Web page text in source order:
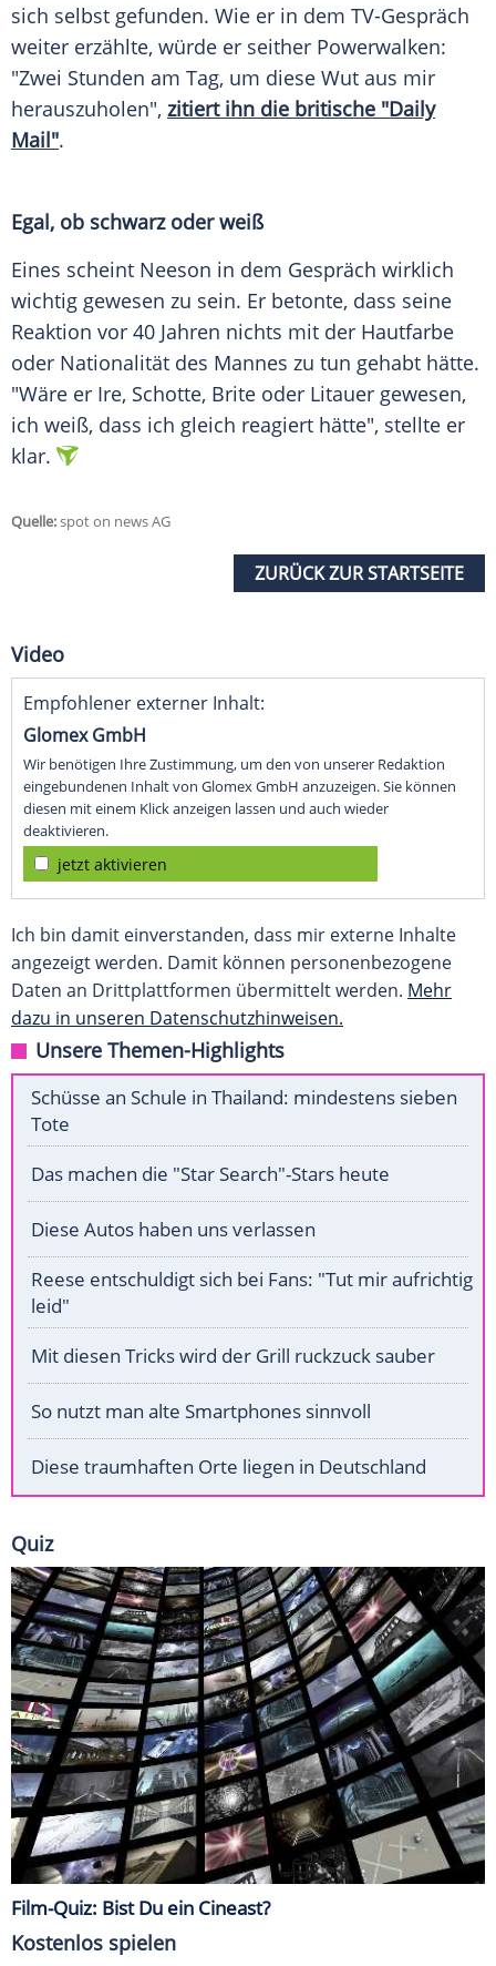
sich selbst gefunden. Wie er in dem TV-Gespräch
weiter erzählte, würde er seither Powerwalken:
"Zwei Stunden am Tag, um diese Wut aus mir
herauszuholen", zitiert ihn die britische "Daily
Mail".
Egal, ob schwarz oder weiß
Eines scheint Neeson in dem Gespräch wirklich
wichtig gewesen zu sein. Er betonte, dass seine
Reaktion vor 40 Jahren nichts mit der Hautfarbe
oder Nationalität des Mannes zu tun gehabt hätte.
"Wäre er Ire, Schotte, Brite oder Litauer gewesen,
ich weiß, dass ich gleich reagiert hätte", stellte er
klar.
Quelle:spot on news AG
ZURÜCK ZUR STARTSEITE
Video
Empfohlener externer Inhalt:
Glomex GmbH
Wir benötigen Ihre Zustimmung, um den von unserer Redaktion
eingebundenen Inhalt von Glomex GmbH anzuzeigen. Sie können
diesen mit einem Klick anzeigen lassen und auch wieder
deaktivieren.
jetzt aktivieren
Ich bin damit einverstanden, dass mir externe Inhalte
angezeigt werden. Damit können personenbezogene
Daten an Drittplattformen übermittelt werden. Mehr
dazu in unseren Datenschutzhinweisen.
Unsere Themen-Highlights
Schüsse an Schule in Thailand: mindestens sieben
Tote
Das machen die "Star Search"-Stars heute
Diese Autos haben uns verlassen
Reese entschuldigt sich bei Fans: "Tut mir aufrichtig
leid"
Mit diesen Tricks wird der Grill ruckzuck sauber
So nutzt man alte Smartphones sinnvoll
Diese traumhaften Orte liegen in Deutschland
Quiz
Film-Quiz: Bist Du ein Cineast?
Kostenlos spielen